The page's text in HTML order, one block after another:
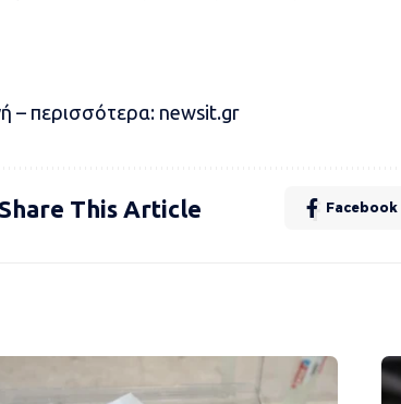
– περισσότερα:newsit.gr
Share This Article Facebook